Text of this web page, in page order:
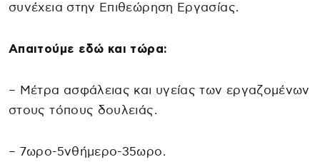
συνέχεια στην Επιθεώρηση Εργασίας.
Απαιτούμε εδώ και τώρα:
– Μέτρα ασφάλειας και υγείας των εργαζομένων
στους τόπους δουλειάς.
– 7ωρο-5νθήμερο-35ωρο.